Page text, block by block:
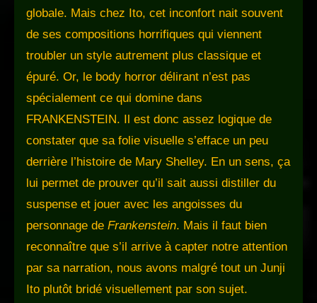
globale. Mais chez Ito, cet inconfort nait souvent
de ses compositions horrifiques qui viennent
troubler un style autrement plus classique et
épuré. Or, le body horror délirant n’est pas
spécialement ce qui domine dans
FRANKENSTEIN. Il est donc assez logique de
constater que sa folie visuelle s’efface un peu
derrière l’histoire de Mary Shelley. En un sens, ça
lui permet de prouver qu’il sait aussi distiller du
suspense et jouer avec les angoisses du
personnage de Frankenstein. Mais il faut bien
reconnaître que s’il arrive à capter notre attention
par sa narration, nous avons malgré tout un Junji
Ito plutôt bridé visuellement par son sujet.